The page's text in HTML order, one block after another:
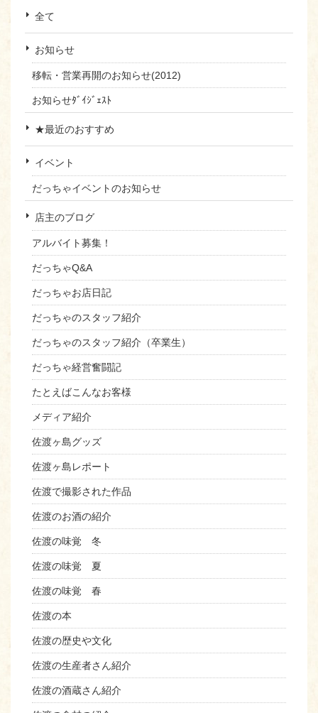
全て
お知らせ
移転・営業再開のお知らせ(2012)
お知らせﾀﾞｲｼﾞｪｽﾄ
★最近のおすすめ
イベント
だっちゃイベントのお知らせ
店主のブログ
アルバイト募集！
だっちゃQ&A
だっちゃお店日記
だっちゃのスタッフ紹介
だっちゃのスタッフ紹介（卒業生）
だっちゃ経営奮闘記
たとえばこんなお客様
メディア紹介
佐渡ヶ島グッズ
佐渡ヶ島レポート
佐渡で撮影された作品
佐渡のお酒の紹介
佐渡の味覚 冬
佐渡の味覚 夏
佐渡の味覚 春
佐渡の本
佐渡の歴史や文化
佐渡の生産者さん紹介
佐渡の酒蔵さん紹介